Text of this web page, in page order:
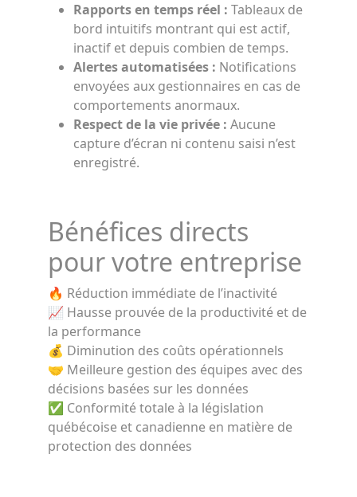
Rapports en temps réel : Tableaux de
bord intuitifs montrant qui est actif,
inactif et depuis combien de temps.
Alertes automatisées : Notifications
envoyées aux gestionnaires en cas de
comportements anormaux.
Respect de la vie privée : Aucune
capture d’écran ni contenu saisi n’est
enregistré.
Bénéfices directs
pour votre entreprise
🔥 Réduction immédiate de l’inactivité
📈 Hausse prouvée de la productivité et de
la performance
💰 Diminution des coûts opérationnels
🤝 Meilleure gestion des équipes avec des
décisions basées sur les données
✅ Conformité totale à la législation
québécoise et canadienne en matière de
protection des données